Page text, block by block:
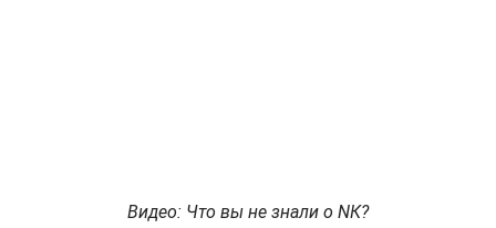
Видео: Что вы не знали о NК?